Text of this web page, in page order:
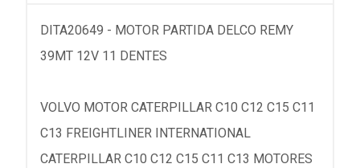
DITA20649 - MOTOR PARTIDA DELCO REMY
39MT 12V 11 DENTES
VOLVO MOTOR CATERPILLAR C10 C12 C15 C11
C13 FREIGHTLINER INTERNATIONAL
CATERPILLAR C10 C12 C15 C11 C13 MOTORES